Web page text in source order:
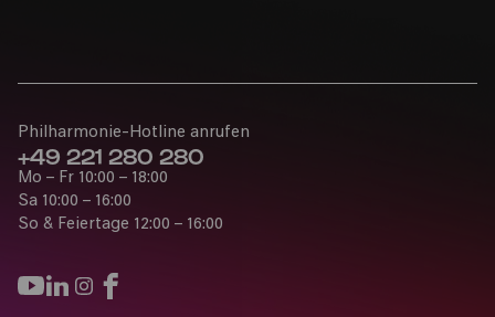
Philharmonie-Hotline anrufen
+49 221 280 280
Mo – Fr 10:00 – 18:00
Sa 10:00 – 16:00
So & Feiertage 12:00 – 16:00